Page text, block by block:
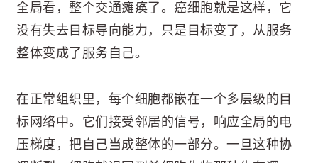
全局看，整个交通瘫痪了。癌细胞就是这样，它
没有失去目标导向能力，只是目标变了，从服务
整体变成了服务自己。
在正常组织里，每个细胞都嵌在一个多层级的目
标网络中。它们接受邻居的信号，响应全局的电
压梯度，把自己当成整体的一部分。一旦这种协